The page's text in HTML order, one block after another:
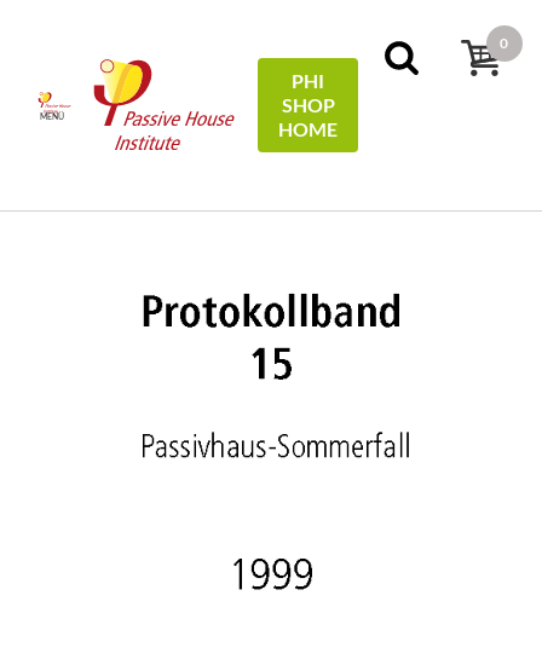
MENÜ
PHI
SHOP
HOME
0
Protocols 15 - Passivhaus-Sommerfall